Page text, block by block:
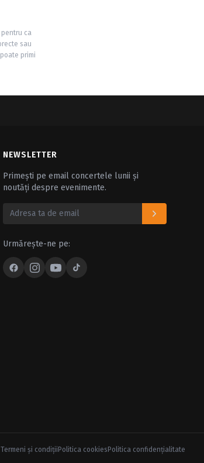
ca
sau
primi
NEWSLETTER
Primești pe email concertele lunii și
noutăți despre evenimente.
Urmărește-ne pe:
Termeni şi condiţii Politica cookies Politica confidenţialitate